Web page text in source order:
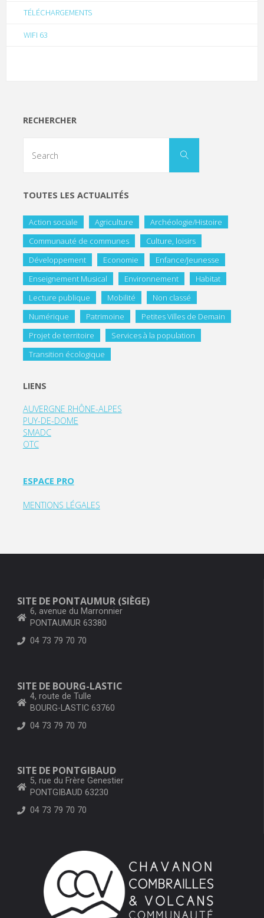
TÉLÉCHARGEMENTS
WIFI 63
RECHERCHER
TOUTES LES ACTUALITÉS
Action sociale Agriculture
Archéologie/Histoire
Communauté de communes
Culture, loisirs
Développement
Economie
Enfance/Jeunesse
Enseignement Musical
Environnement
Habitat
Lecture publique
Mobilité
Non classé
Numérique
Patrimoine
Petites Villes de Demain
Projet de territoire
Services à la population
Transition écologique
LIENS
AUVERGNE RHÔNE-ALPES
PUY-DE-DOME
SMADC
OTC
ESPACE PRO
MENTIONS LÉGALES
SITE DE PONTAUMUR (SIÈGE)
6, avenue du Marronnier
PONTAUMUR 63380
04 73 79 70 70
SITE DE BOURG-LASTIC
4, route de Tulle
BOURG-LASTIC 63760
04 73 79 70 70
SITE DE PONTGIBAUD
5, rue du Frère Genestier
PONTGIBAUD 63230
04 73 79 70 70